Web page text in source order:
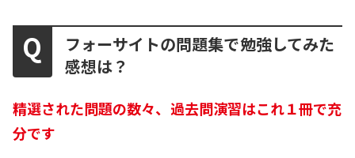
フォーサイトの問題集で勉強してみた
感想は？
精選された問題の数々、過去問演習はこれ１冊で充
分です